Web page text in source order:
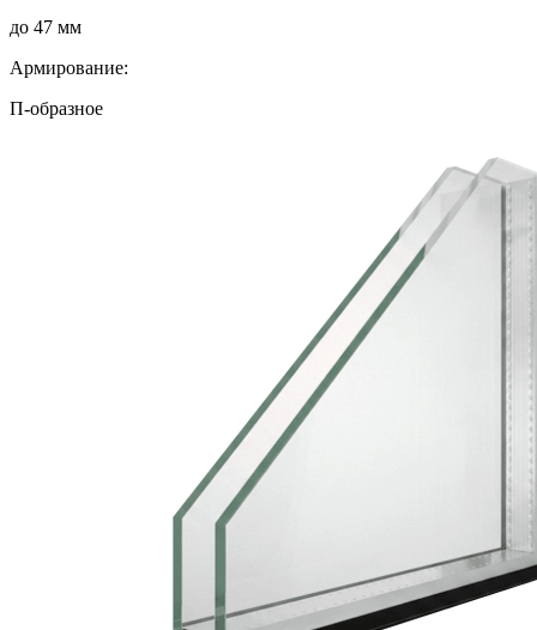
до 47 мм
Армирование:
П-образное